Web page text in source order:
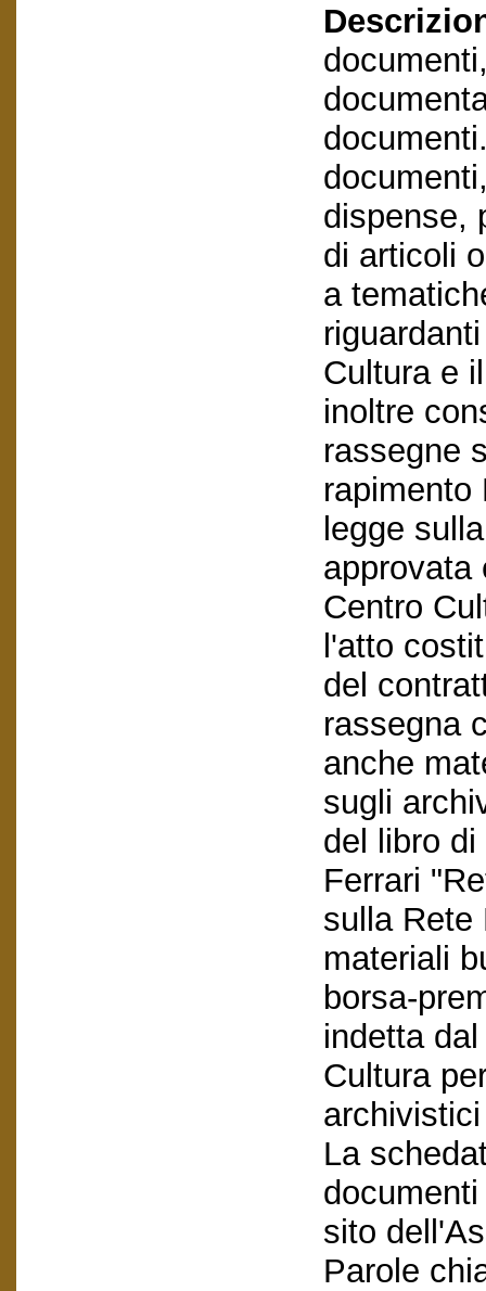
dispense,
di articoli
a
Cultura e
inoltre
rassegne
rapimento
legge
approvata
Centro
l'atto
del
rassegna
anche
sugli
del libro
Ferrari
sulla Rete
materiali
borsa-
indetta
Cultura
La
sito
Parole